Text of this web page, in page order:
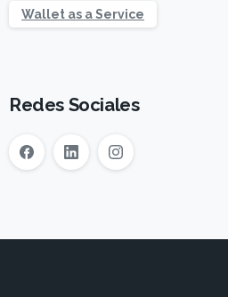
Wallet as a Service
Redes Sociales